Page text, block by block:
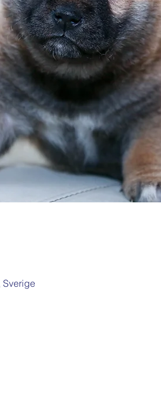
Sverige